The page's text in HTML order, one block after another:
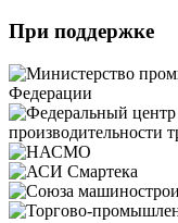
При поддержке